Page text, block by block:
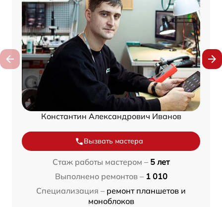
Константин Александрович Иванов
Вызвать мастера
Стаж работы мастером – 5 лет
Выполнено ремонтов – 1 010
Специализация – ремонт планшетов и
моноблоков